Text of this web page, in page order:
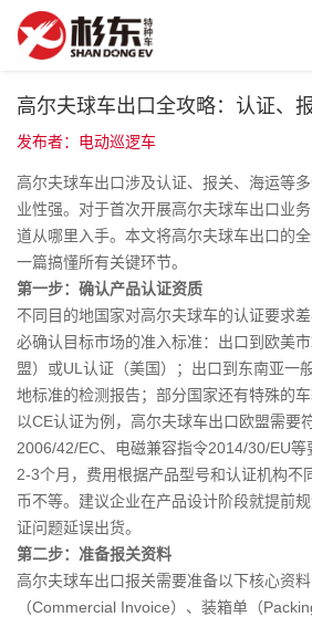
高尔夫球车出口全攻略：认证、
发布者：电动巡逻车
高尔夫球车出口涉及认证、报关、海运等
业性强。对于首次开展高尔夫球车出口业
道从哪里入手。本文将高尔夫球车出口的
一篇搞懂所有关键环节。
第一步：确认产品认证资质
不同目的地国家对高尔夫球车的认证要求
必确认目标市场的准入标准：出口到欧美
盟）或UL认证（美国）；出口到东南亚一
地标准的检测报告；部分国家还有特殊的车
以CE认证为例，高尔夫球车出口欧盟需要
2006/42/EC、电磁兼容指令2014/30/EU
2-3个月，费用根据产品型号和认证机构不
币不等。建议企业在产品设计阶段就提前
证问题延误出货。
第二步：准备报关资料
高尔夫球车出口报关需要准备以下核心资
（Commercial Invoice）、装箱单（